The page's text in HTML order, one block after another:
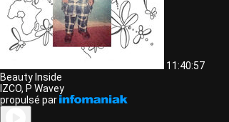
11:40:57
Beauty Inside
IZCO, P Wavey
propulsé par